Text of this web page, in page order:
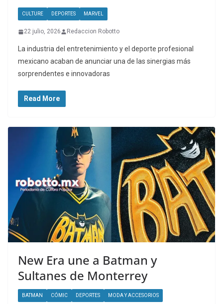
CULTURE DEPORTES MARVEL
22 julio, 2026 Redaccion Robotto
La industria del entretenimiento y el deporte profesional
mexicano acaban de anunciar una de las sinergias más
sorprendentes e innovadoras
Read More
New Era une a Batman y
Sultanes de Monterrey
BATMAN CÓMIC DEPORTES MODA Y ACCESORIOS